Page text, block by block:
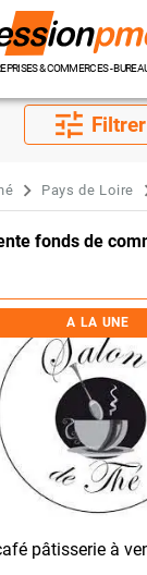
& COMMERCES -
tune Filtrer
Pays de Loire
fonds de
A LA UNE
pâtisserie à